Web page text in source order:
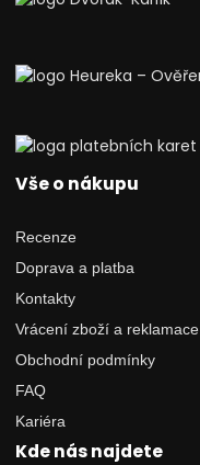
Vše o nákupu
Recenze
Doprava a platba
Kontakty
Vrácení zboží a reklamace
Obchodní podmínky
FAQ
Kariéra
Kde nás najdete